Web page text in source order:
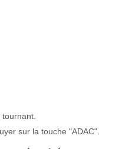
sur la touche "ADAC".